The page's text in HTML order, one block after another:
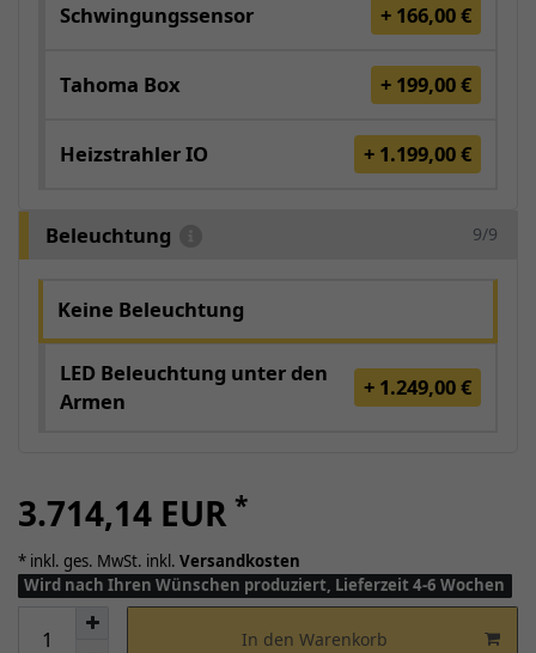
Schwingungssensor + 166,00 €
Tahoma Box + 199,00 €
Heizstrahler IO + 1.199,00 €
Beleuchtung 9/9
Keine Beleuchtung
LED Beleuchtung unter den
Armen
+ 1.249,00 €
3.714,14 EUR *
* inkl. ges. MwSt. inkl. Versandkosten
Wird nach Ihren Wünschen produziert, Lieferzeit 4-6 Wochen
In den Warenkorb